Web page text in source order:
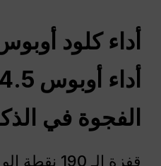
الفجوة في
قفزة الـ